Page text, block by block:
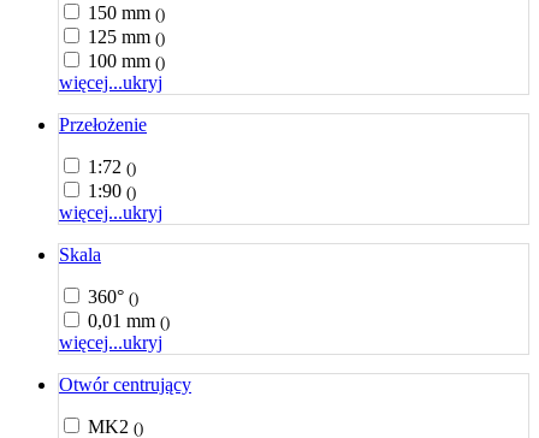
150 mm ()
125 mm ()
100 mm ()
więcej...ukryj
Przełożenie
1:72 ()
1:90 ()
więcej...ukryj
Skala
360° ()
0,01 mm ()
więcej...ukryj
Otwór centrujący
MK2 ()